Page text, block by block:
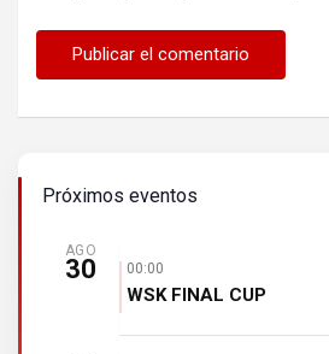
Próximos eventos
AGO
30 00:00
WSK FINAL CUP